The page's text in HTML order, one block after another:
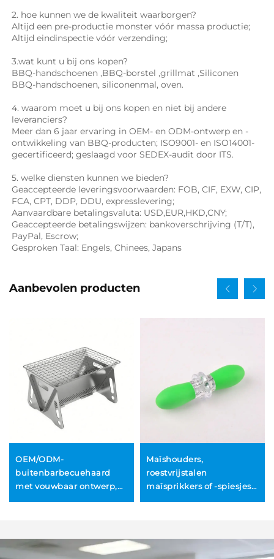
2. hoe kunnen we de kwaliteit waarborgen?
Altijd een pre-productie monster vóór massa productie;
Altijd eindinspectie vóór verzending;
3.wat kunt u bij ons kopen?
BBQ-handschoenen ,BBQ-borstel ,grillmat ,Siliconen
BBQ-handschoenen, siliconenmal, oven.
4. waarom moet u bij ons kopen en niet bij andere
leveranciers?
Meer dan 6 jaar ervaring in OEM- en ODM-ontwerp en -
ontwikkeling van BBQ-producten; ISO9001- en ISO14001-
gecertificeerd; geslaagd voor SEDEX-audit door ITS.
5. welke diensten kunnen we bieden?
Geaccepteerde leveringsvoorwaarden: FOB, CIF, EXW, CIP,
FCA, CPT, DDP, DDU, expresslevering;
Aanvaardbare betalingsvaluta: USD,EUR,HKD,CNY;
Geaccepteerde betalingswijzen: bankoverschrijving (T/T),
PayPal, Escrow;
Gesproken Taal: Engels, Chinees, Japans
Aanbevolen producten
OEM/ODM-
buitenbarbecuehaard
met vouwbaar ontwerp,
constructie, handzame
houtgestookte mini-grill
Maïshouders,
roestvrijstalen
maïsprikkers of -spiesjes